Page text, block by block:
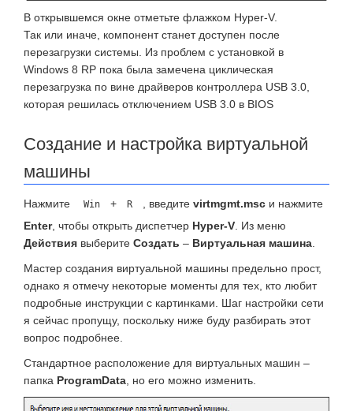
В открывшемся окне отметьте флажком Hyper-V.
Так или иначе, компонент станет доступен после
перезагрузки системы. Из проблем с установкой в
Windows 8 RP пока была замечена циклическая
перезагрузка по вине драйверов контроллера USB 3.0,
которая решилась отключением USB 3.0 в BIOS
Создание и настройка виртуальной
машины
Нажмите Win + R , введите virtmgmt.msc и нажмите
Enter, чтобы открыть диспетчер Hyper-V . Из меню
Действия выберите Создать – Виртуальная машина
Мастер создания виртуальной машины предельно прост,
однако я отмечу некоторые моменты для тех, кто любит
подробные инструкции с картинками. Шаг настройки сети
я сейчас пропущу, поскольку ниже буду разбирать этот
вопрос подробнее.
Стандартное расположение для виртуальных машин –
папка ProgramData , но его можно изменить.